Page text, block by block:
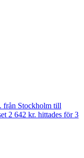
från Stockholm till
2 642 kr. hittades för 3